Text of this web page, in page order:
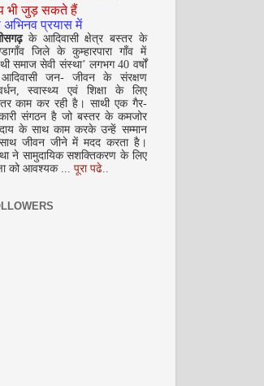
सितम्बर 2008
अक्टूबर 2008
भी जुड़ सकते हैं
प्रयास में
के आदिवासी क्षेत्र बस्तर के
जिले के कुम्हारपारा गाँव में
समाज सेवी संस्था’ लगभग 40 वर्षों
जन- जीवन के संरक्षण
स्वास्थ्य एवं शिक्षा के लिए
काम कर रही है। साथी एक गैर-
संगठन है जो बस्तर के कमजोर
के साथ काम करके उन्हें सम्मान
जीवन जीने में मदद करता है।
ने सामुदायिक सशक्तिकरण के लिए
को आवश्यक ... पूरा पढे..